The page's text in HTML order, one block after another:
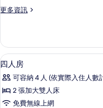
人
的
所
有
相
片
更多資訊
更
雙
人
房
詳
情
顯
示
四
人
7
四人房
可容納 4 人 (依實際入住人數
2 張加大雙人床
免費無線上網